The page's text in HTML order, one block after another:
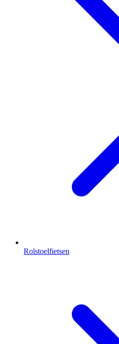
Rolstoelfietsen